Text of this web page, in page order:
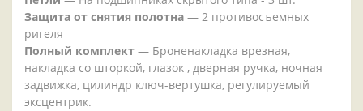
Защита от снятия полотна — 2 противосъемных
ригеля
Полный комплект — Броненакладка врезная,
накладка со шторкой, глазок , дверная ручка, ночная
задвижка, цилиндр ключ-вертушка, регулируемый
эксцентрик.